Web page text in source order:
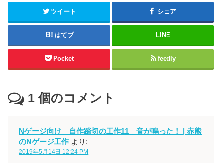
ツイート シェア
はてブ LINE
Pocket feedly
1 個のコメント
Nゲージ向け 自作踏切の工作11 音が鳴った！ | 赤熊
のNゲージ工作 より:
2019年5月14日 12:24 PM